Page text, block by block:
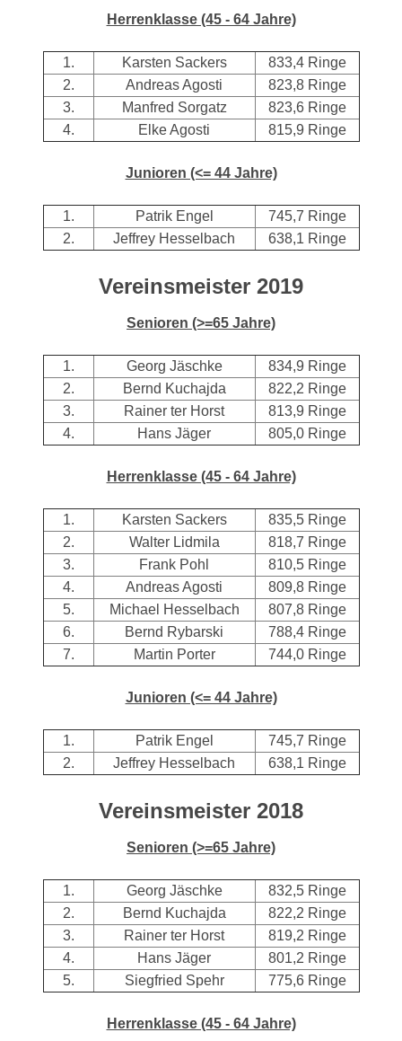
Herrenklasse (45 - 64 Jahre)
1. Karsten Sackers
833,4 Ringe
2.
Andreas Agosti
823,8 Ringe
3.
Manfred Sorgatz
823,6 Ringe
4.
Elke Agosti 815,9 Ringe
Junioren (<= 44 Jahre)
1. Patrik Engel
745,7 Ringe
2.
Jeffrey Hesselbach 638,1 Ringe
Vereinsmeister 2019
Senioren (>=65 Jahre)
1. Georg Jäschke
834,9 Ringe
2.
Bernd Kuchajda
822,2 Ringe
3.
Rainer ter Horst
813,9 Ringe
4.
Hans Jäger 805,0 Ringe
Herrenklasse (45 - 64 Jahre)
1. Karsten Sackers
835,5 Ringe
2.
Walter Lidmila
818,7 Ringe
3.
Frank Pohl
810,5 Ringe
4.
Andreas Agosti
809,8 Ringe
5.
Michael Hesselbach
807,8 Ringe
6.
Bernd Rybarski
788,4 Ringe
7.
Martin Porter 744,0 Ringe
Junioren (<= 44 Jahre)
1. Patrik Engel
745,7 Ringe
2.
Jeffrey Hesselbach 638,1 Ringe
Vereinsmeister 2018
Senioren (>=65 Jahre)
1. Georg Jäschke
832,5 Ringe
2.
Bernd Kuchajda
822,2 Ringe
3.
Rainer ter Horst
819,2 Ringe
4.
Hans Jäger
801,2 Ringe
5.
Siegfried Spehr 775,6 Ringe
Herrenklasse (45 - 64 Jahre)